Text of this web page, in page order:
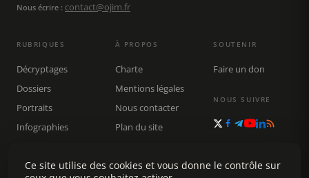
Nous écrire : contact@ojim.fr
RUBRIQUES
Décryptages
Dossiers
Portraits
Infographies
Rechercher
À PROPOS
Charte
Mentions légales
Nous contacter
Plan du site
SOUTENIR
Faire un don
NOUS SUIVRE
Ce site utilise des cookies et vous donne le contrôle sur